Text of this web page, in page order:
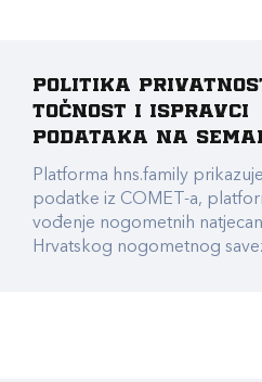
Politika
točnost i ispravci
podataka na
Platforma hns.family
podatke iz COMET-a,
vođenje nogometnih
Hrvatskog nogometnog